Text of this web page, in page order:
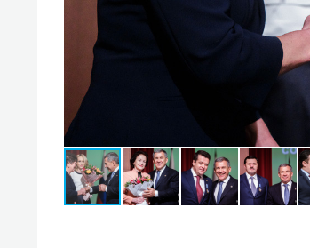
ниндзя-зал: как ТРЦ «Франт»
стал Меккой для любителей
спорта